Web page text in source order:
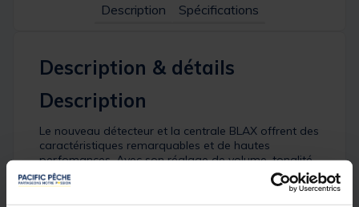
Description Spécifications
Description & détails
Description
Le nouveau détecteur et la centrale BLAX offrent des
caractéristiques remarquables et de hautes
perfomances. Avec son réglage de volume, tonalité
et sensibilité ainsi que son mode de nuit manuel et
un choix de 7 coloris de LED, le détecteur BLAX
possède toutes les caractéristiques d’un détecteur